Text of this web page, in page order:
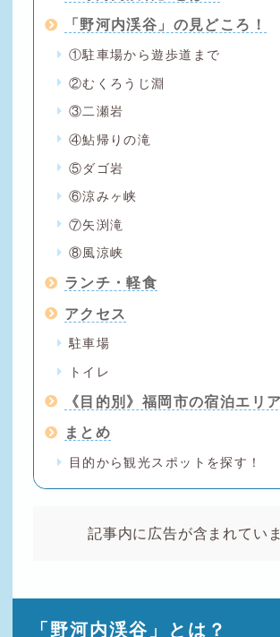
「野河内渓谷」の見どころ！
①駐車場から遊歩道まで
②むくろうじ淵
③二瀬岩
④鮎帰りの滝
⑤ダゴ岩
⑥涼みヶ峡
⑦矢渕滝
⑧風涼峡
ランチ・軽食
アクセス
駐車場
トイレ
《目的別》福岡市の宿泊エリ
まとめ
目的から観光スポットを探す！
記事内に広告が含まれていま
「野河内渓谷」とは？